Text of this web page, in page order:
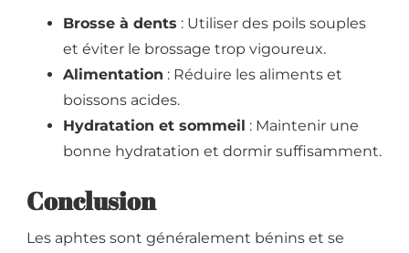
Brosse à dents : Utiliser des poils souples
et éviter le brossage trop vigoureux.
Alimentation : Réduire les aliments et
boissons acides.
Hydratation et sommeil : Maintenir une
bonne hydratation et dormir suffisamment.
Conclusion
Les aphtes sont généralement bénins et se